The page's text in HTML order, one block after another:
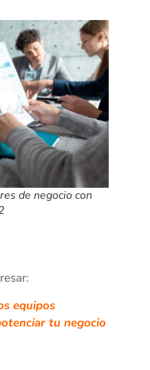
de negocio con
equipos
tu negocio